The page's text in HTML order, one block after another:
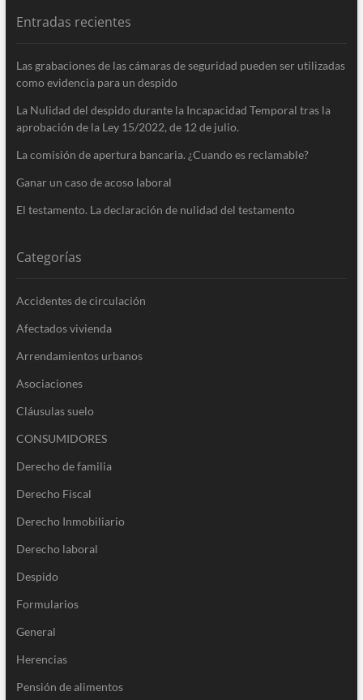
Entradas recientes
Las grabaciones de las cámaras de seguridad pueden ser utilizadas
como evidencia para un despido
La Nulidad del despido durante la Incapacidad Temporal tras la
aprobación de la Ley 15/​2022, de 12 de julio.
La comisión de apertura bancaria. ¿Cuando es reclamable?
Ganar un caso de acoso laboral
El testamento. La declaración de nulidad del testamento
Categorías
Accidentes de circulación
Afectados vivienda
Arrendamientos urbanos
Asociaciones
Cláusulas suelo
CONSUMIDORES
Derecho de familia
Derecho Fiscal
Derecho Inmobiliario
Derecho laboral
Despido
Formularios
General
Herencias
Pensión de alimentos